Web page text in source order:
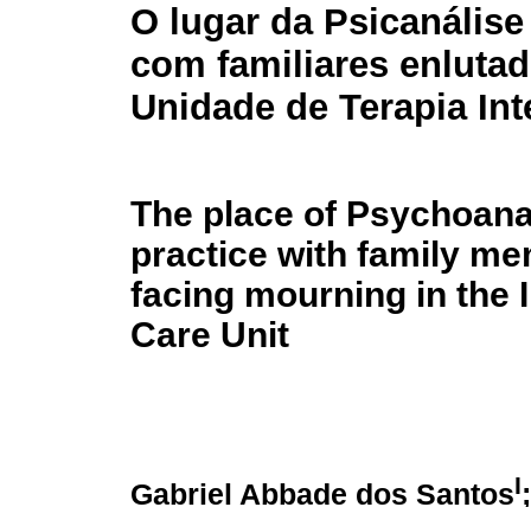
O lugar da
com familiares
Unidade de Terapia
The place of
practice with family
facing mourning in the
Care Unit
Gabriel Abbade dos SantosI